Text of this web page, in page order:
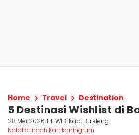
Home Travel Destination
5 Destinasi Wishlist di
28 Mei 2026, 11:11 WIB Kab. Buleleng
Natalia Indah Kartikaningrum